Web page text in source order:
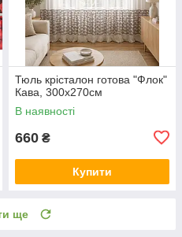
Тюль крісталон готова "Флок"
Кава, 300х270см
В наявності
660 ₴
Купити
ще